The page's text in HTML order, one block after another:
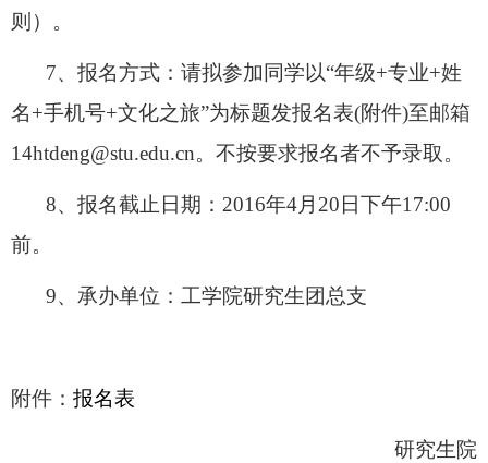
则）。
7、报名方式：请拟参加同学以“年级+专业+姓
名+手机号+文化之旅”为标题发报名表(附件)至邮箱
14htdeng@stu.edu.cn。不按要求报名者不予录取。
8、报名截止日期： 2016年4月 20 日下午17:00
前。
9、承办单位：工学院研究生团总支
附件： 报名表
研究生院